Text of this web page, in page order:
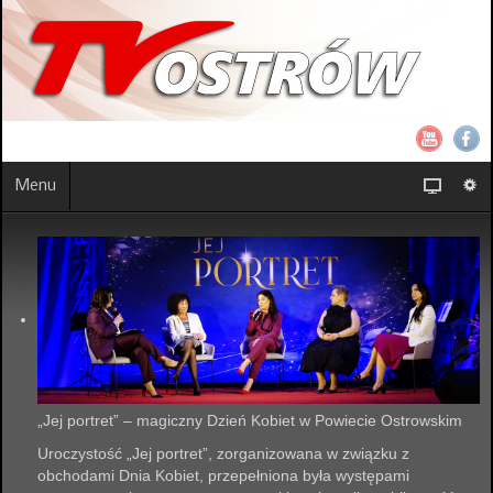
Menu
„Jej portret” – magiczny Dzień Kobiet w Powiecie Ostrowskim
Uroczystość „Jej portret”, zorganizowana w związku z
obchodami Dnia Kobiet, przepełniona była występami